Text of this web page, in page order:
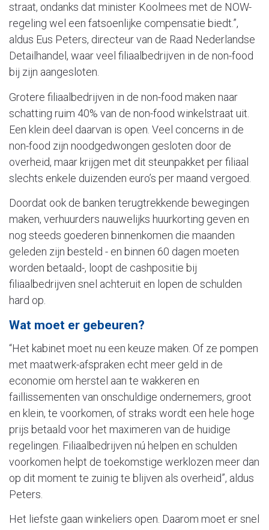
straat, ondanks dat minister Koolmees met de NOW-
regeling wel een fatsoenlijke compensatie biedt.”,
aldus Eus Peters, directeur van de Raad Nederlandse
Detailhandel, waar veel filiaalbedrijven in de non-food
bij zijn aangesloten.
Grotere filiaalbedrijven in de non-food maken naar
schatting ruim 40% van de non-food winkelstraat uit.
Een klein deel daarvan is open. Veel concerns in de
non-food zijn noodgedwongen gesloten door de
overheid, maar krijgen met dit steunpakket per filiaal
slechts enkele duizenden euro’s per maand vergoed.
Doordat ook de banken terugtrekkende bewegingen
maken, verhuurders nauwelijks huurkorting geven en
nog steeds goederen binnenkomen die maanden
geleden zijn besteld - en binnen 60 dagen moeten
worden betaald-, loopt de cashpositie bij
filiaalbedrijven snel achteruit en lopen de schulden
hard op.
Wat moet er gebeuren?
“Het kabinet moet nu een keuze maken. Of ze pompen
met maatwerk-afspraken echt meer geld in de
economie om herstel aan te wakkeren en
faillissementen van onschuldige ondernemers, groot
en klein, te voorkomen, of straks wordt een hele hoge
prijs betaald voor het maximeren van de huidige
regelingen. Filiaalbedrijven nú helpen en schulden
voorkomen helpt de toekomstige werklozen meer dan
op dit moment te zuinig te blijven als overheid”, aldus
Peters.
Het liefste gaan winkeliers open. Daarom moet er snel